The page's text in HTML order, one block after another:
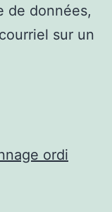
de données,
sur un
ordi